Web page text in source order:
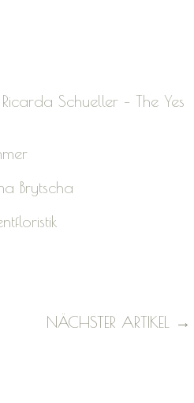
Ricarda Schueller – The Yes
Brytscha
NÄCHSTER ARTIKEL →